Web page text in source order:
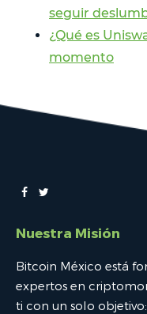
seguir
¿Qué es
momento
Nuestra Misión
Bitcoin México está
expertos en
ti con un solo